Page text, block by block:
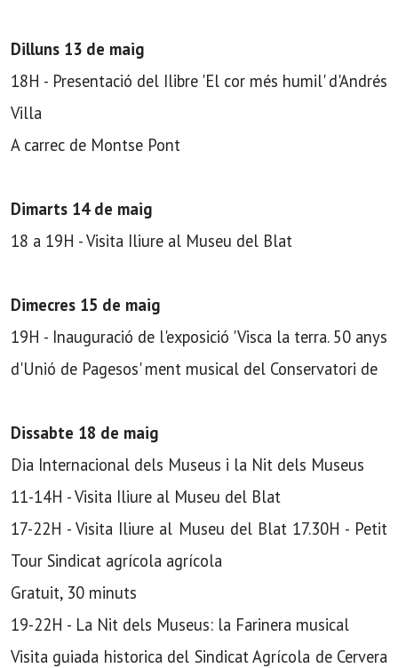
Dilluns 13 de maig
18H - Presentació del Ilibre 'El cor més humil' d'Andrés
Villa
A carrec de Montse Pont
Dimarts 14 de maig
18 a 19H - Visita Iliure al Museu del Blat
Dimecres 15 de maig
19H - Inauguració de l'exposició 'Visca la terra. 50 anys
d'Unió de Pagesos' ment musical del Conservatori de
Dissabte 18 de maig
Dia Internacional dels Museus i la Nit dels Museus
11-14H - Visita Iliure al Museu del Blat
17-22H - Visita Iliure al Museu del Blat 17.30H - Petit
Tour Sindicat agrícola agrícola
Gratuit, 30 minuts
19-22H - La Nit dels Museus: la Farinera musical
Visita guiada historica del Sindicat Agrícola de Cervera